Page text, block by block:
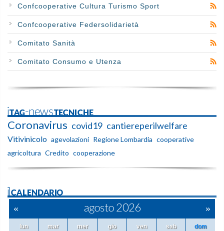
Confcooperative Cultura Turismo Sport
Confcooperative Federsolidarietà
Comitato Sanità
Comitato Consumo e Utenza
iTAG-newsTECNICHE
Coronavirus covid19 cantiereperilwelfare
Vitivinicolo agevolazioni Regione Lombardia cooperative
agricoltura Credito cooperazione
ilCALENDARIO
« agosto 2026 »
lun mar mer gio ven sab dom